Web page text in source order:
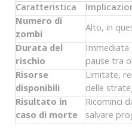
Caratteristica
Numero di
zombi
Alto, in
Durata del
rischio
Immediata
pause tra
Risorse
disponibili
Limitate,
delle
Risultato in
caso di morte
Ricominci
salvare